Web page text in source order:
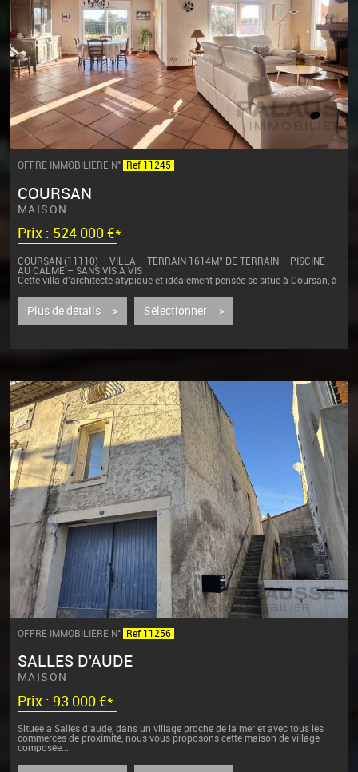
OFFRE IMMOBILIÈRE N° Ref 11245
COURSAN
MAISON
Prix : 524 000 €*
COURSAN (11110) – VILLA – TERRAIN 1614M² DE TERRAIN – PISCINE –
AU CALME – SANS VIS A VIS
Cette villa d'architecte atypique et idéalement pensée se situe à Coursan, à
les...
Plus de détails > Sélectionner >
OFFRE IMMOBILIÈRE N° Ref 11256
SALLES D'AUDE
MAISON
Prix : 93 000 €*
Située à Salles d'aude, dans un village proche de la mer et avec tous les
commerces de proximité, nous vous proposons cette maison de village
composée...